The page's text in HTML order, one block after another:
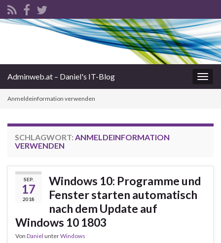
Adminweb.at – Daniel's IT-Blog
Anmeldeinformation verwenden
SCHLAGWORT: ANMELDEINFORMATION
VERWENDEN
SEP.
17
2018
Windows 10: Programme und
Fenster starten automatisch
nach dem Update auf
Windows 10 1803
Von Daniel unterWindows